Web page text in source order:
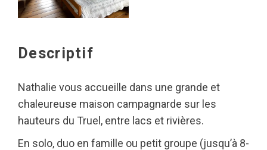
Descriptif
Nathalie vous accueille dans une grande et
chaleureuse maison campagnarde sur les
hauteurs du Truel, entre lacs et rivières.
En solo, duo en famille ou petit groupe (jusqu’à 8-